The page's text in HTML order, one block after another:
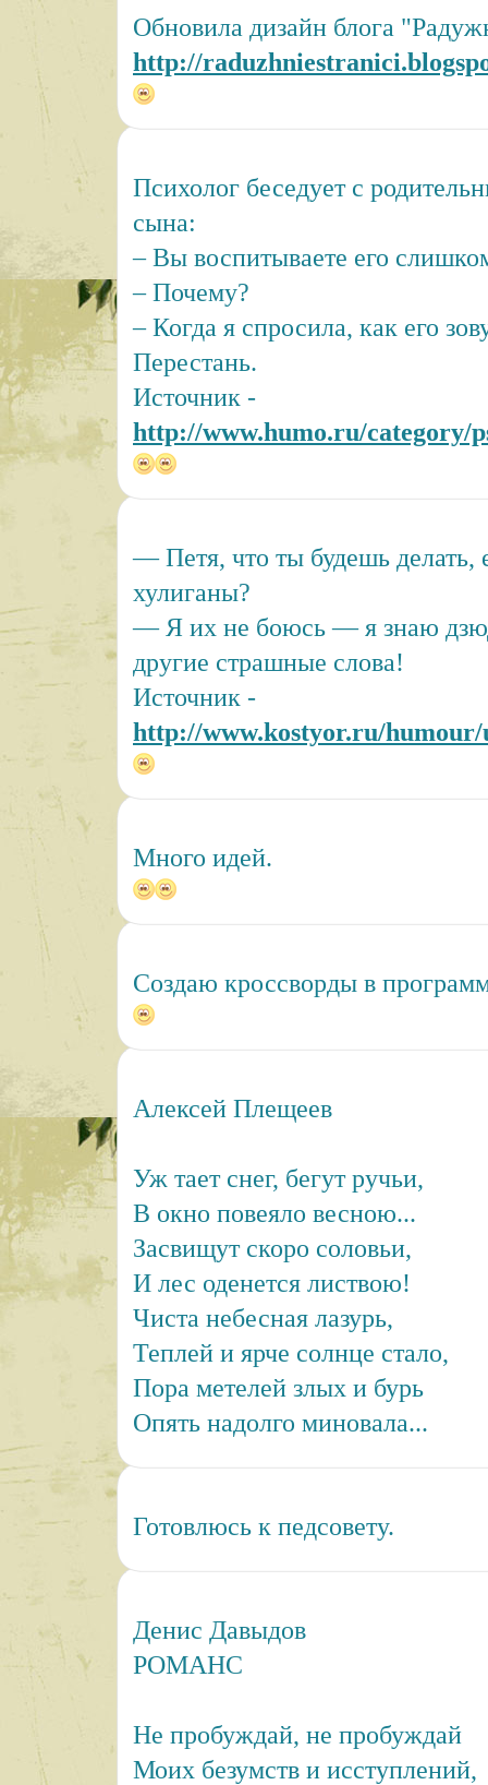
Обновила дизайн блога
http://
Психолог беседует с
сына:
– Вы воспитываете его
– Почему?
– Когда я спросила, как его
Перестань.
Источник -
http://www.humo.ru/category/
— Петя, что ты будешь делать,
хулиганы?
— Я их не боюсь — я знаю
другие страшные слова!
Источник -
http://www.kostyor.ru/humour/
Много идей.
Создаю кроссворды в
Алексей Плещеев
Уж тает снег, бегут ручьи,
В окно повеяло весною...
Засвищут скоро соловьи,
И лес оденется листвою!
Чиста небесная лазурь,
Теплей и ярче солнце стало,
Пора метелей злых и бурь
Опять надолго миновала...
Готовлюсь к педсовету.
Денис Давыдов
РОМАНС
Не пробуждай, не пробуждай
Моих безумств и исступлений,